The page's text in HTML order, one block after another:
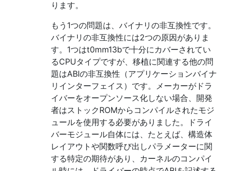
ります。
もう1つの問題は、バイナリの非互換性です。
バイナリの非互換性には2つの原因がありま
す。1つはt0mm13bで十分にカバーされてい
るCPUタイプですが、移植に関連する他の問
題はABIの非互換性（アプリケーションバイナ
リインターフェイス）です。メーカーがドラ
イバーをオープンソース化しない場合、開発
者はストックROMからコンパイルされたモジ
ュールを使用する必要がありました。ドライ
バーモジュール自体には、たとえば、構造体
レイアウトや関数呼び出しパラメーターに関
する特定の期待があり、カーネルのコンパイ